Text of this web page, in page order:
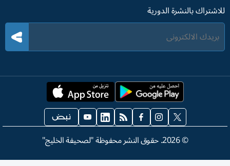
للاشتراك بالنشرة الدورية
©
2026. حقوق النشر محفوظة "لصحيفة الخليج"